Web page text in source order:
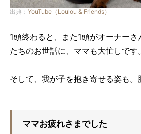
出典： YouTube（Loulou & Friends）
1頭終わると、また1頭がオーナー
たちのお世話に、ママも大忙しです。
そして、我が子を抱き寄せる姿も。
ママお疲れさまでした